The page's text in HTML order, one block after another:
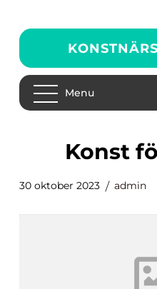
Menu
konst
30 oktober 2023 admin